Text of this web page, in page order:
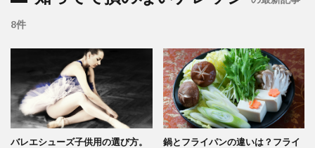
8件
バレエシューズ子供用の選び方。
鍋とフライパンの違いは？フライ